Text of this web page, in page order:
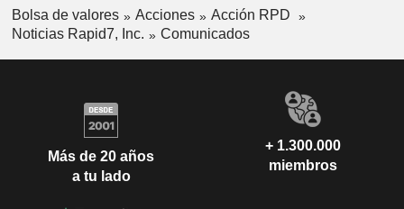
Bolsa de valores Acciones
Acción RPD
Noticias Rapid7, Inc.
Comunicados
Más de 20 años
a tu lado
+ 1.300.000
miembros